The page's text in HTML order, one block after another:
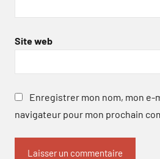
Site web
Enregistrer mon nom, mon e-
navigateur pour mon prochain